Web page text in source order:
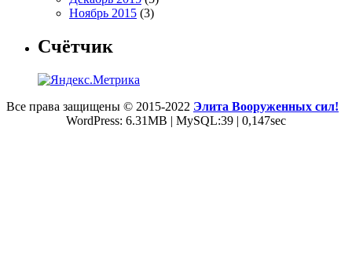
Ноябрь 2015 (3)
Счётчик
Все права защищены © 2015-2022 Элита Вооруженных сил!
WordPress: 6.31MB | MySQL:39 | 0,147sec